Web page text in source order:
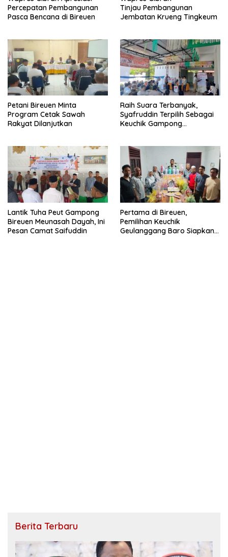
Percepatan Pembangunan
Pasca Bencana di Bireuen
Tinjau Pembangunan
Jembatan Krueng Tingkeum
Petani Bireuen Minta
Program Cetak Sawah
Rakyat Dilanjutkan
Raih Suara Terbanyak,
Syafruddin Terpilih Sebagai
Keuchik Gampong
Lantik Tuha Peut Gampong
Bireuen Meunasah Dayah, Ini
Pertama di Bireuen,
Pemilihan Keuchik
Geulanggang Baro Siapkan
Berita Terbaru